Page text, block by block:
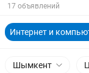
17 объявлений
Интернет и
Шымкент